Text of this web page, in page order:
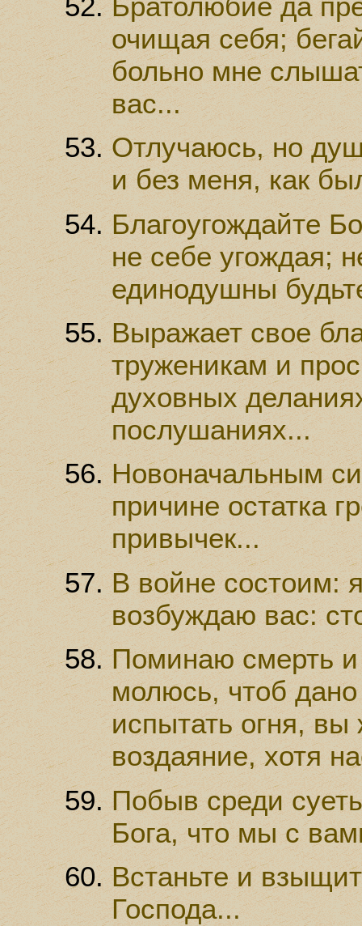
очищая себя;
больно мне
вас...
Отлучаюсь, но
и без меня, как
Благоугождайте
не себе угождая;
единодушны
Выражает свое
труженикам и
духовных
послушаниях...
Новоначальным
причине остатка
привычек...
В войне состоим:
возбуждаю вас:
Поминаю смерть
молюсь, чтоб
испытать огня, вы
воздаяние, хотя
Побыв среди
Бога, что мы с
Встаньте и
Господа...